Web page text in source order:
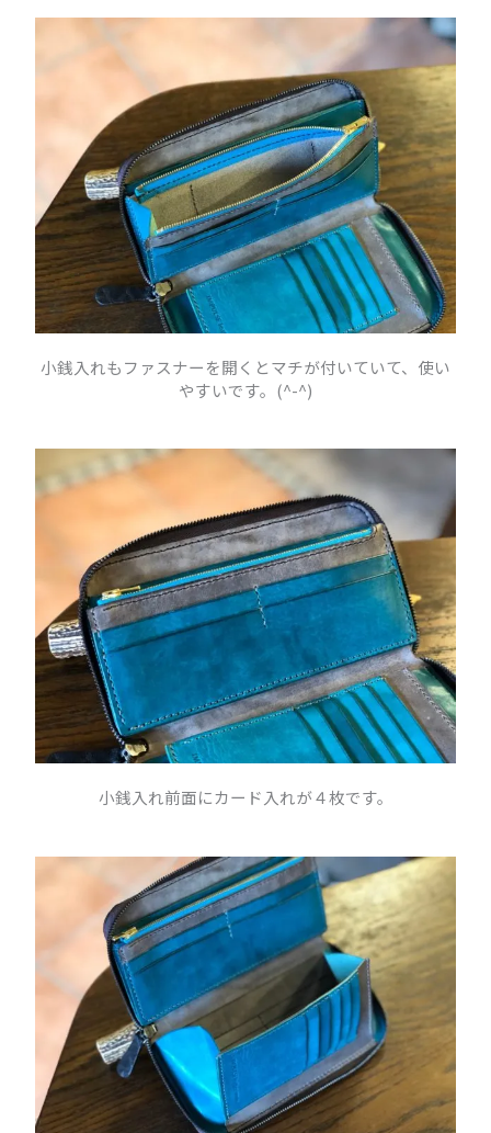
小銭入れもファスナーを開くとマチが付いていて、使い
やすいです。(^-^)
小銭入れ前面にカード入れが４枚です。